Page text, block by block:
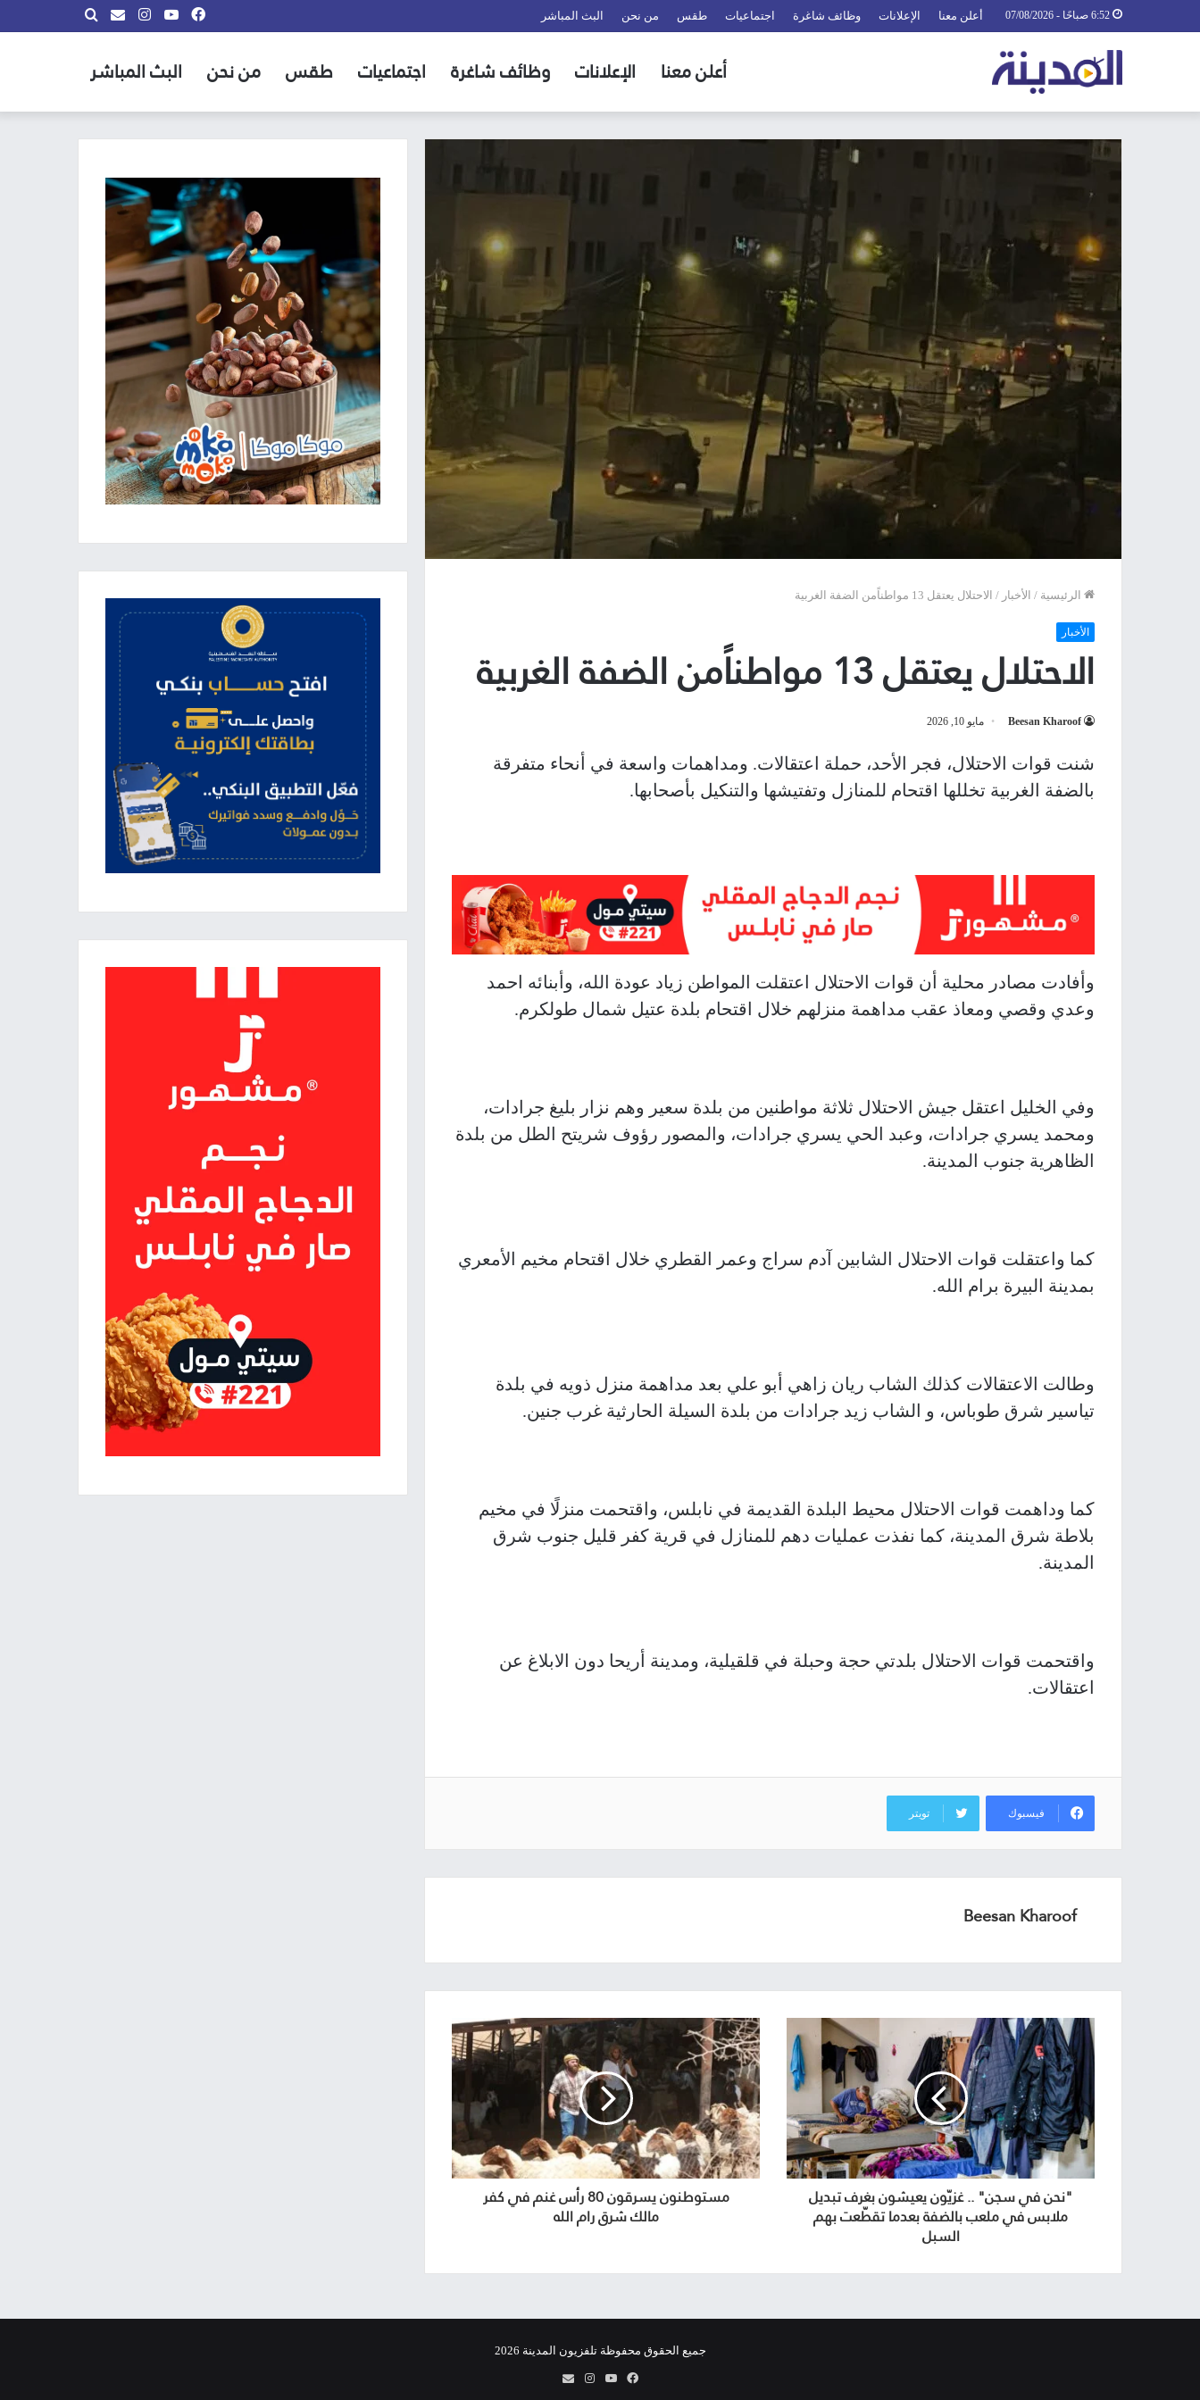
أعلن معنا الإعلانات وظائف شاغرة اجتماعيات طقس من نحن البث المباشر بحث
info@almadina.tvانستقراميوتيوب
فيسبوك
أعلن معنا الإعلانات وظائف شاغرة اجتماعيات طقس من نحن البث المباشر
الرئيسية / الأخبار / الاحتلال يعتقل 13 مواطناًمن الضفة الغربية
الأخبار
الاحتلال يعتقل 13 مواطناًمن الضفة الغربية
Beesan Kharoof مايو 10, 2026
شنت قوات الاحتلال، فجر الأحد، حملة اعتقالات. ومداهمات واسعة في أنحاء متفرقة
بالضفة الغربية تخللها اقتحام للمنازل وتفتيشها والتنكيل بأصحابها.
وأفادت مصادر محلية أن قوات الاحتلال اعتقلت المواطن زياد عودة الله، وأبنائه احمد
وعدي وقصي ومعاذ عقب مداهمة منزلهم خلال اقتحام بلدة عتيل شمال طولكرم.
وفي الخليل اعتقل جيش الاحتلال ثلاثة مواطنين من بلدة سعير وهم نزار بليغ جرادات،
ومحمد يسري جرادات، وعبد الحي يسري جرادات، والمصور رؤوف شريتح الطل من بلدة
الظاهرية جنوب المدينة.
كما واعتقلت قوات الاحتلال الشابين آدم سراج وعمر القطري خلال اقتحام مخيم الأمعري
بمدينة البيرة برام الله.
وطالت الاعتقالات كذلك الشاب ريان زاهي أبو علي بعد مداهمة منزل ذويه في بلدة
تياسير شرق طوباس، و الشاب زيد جرادات من بلدة السيلة الحارثية غرب جنين.
كما وداهمت قوات الاحتلال محيط البلدة القديمة في نابلس، واقتحمت منزلًا في مخيم
بلاطة شرق المدينة، كما نفذت عمليات دهم للمنازل في قرية كفر قليل جنوب شرق
المدينة.
واقتحمت قوات الاحتلال بلدتي حجة وحبلة في قلقيلية، ومدينة أريحا دون الابلاغ عن
اعتقالات.
فيسبوك تويتر
Beesan Kharoof
"نحن في سجن" .. غزيّون يعيشون بغرف تبديل
ملابس في ملعب بالضفة بعدما تقطّعت بهم
السبل
مستوطنون يسرقون 80 رأس غنم في كفر
مالك شرق رام الله
جميع الحقوق محفوظة تلفزيون المدينة 2026
فيسبوكيوتيوبانستقرامinfo@almadina.tv